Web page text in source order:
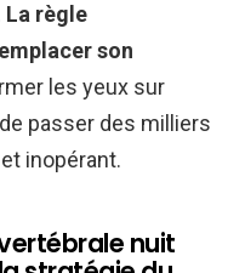
La règle
son
les yeux sur
passer des milliers
inopérant.
nuit